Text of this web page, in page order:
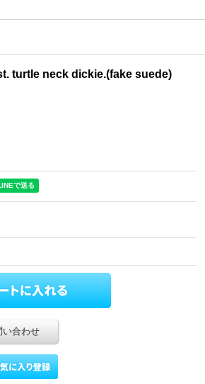
turtle neck dickie.(fake suede)
い合わせ